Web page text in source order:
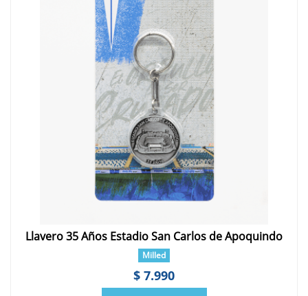
Llavero 35 Años Estadio San Carlos de Apoquindo
Milled
$ 7.990